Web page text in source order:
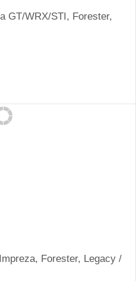
GT/WRX/STI, Forester,
Forester, Legacy /